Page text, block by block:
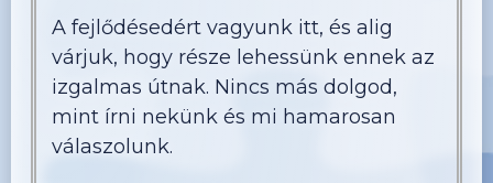
A fejlődésedért vagyunk itt, és alig
várjuk, hogy része lehessünk ennek az
izgalmas útnak. Nincs más dolgod,
mint írni nekünk és mi hamarosan
válaszolunk.